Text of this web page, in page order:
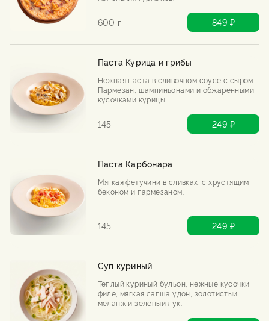
600 г 849 ₽
Паста Курица и грибы
Нежная паста в сливочном соусе с сыром
Пармезан, шампиньонами и обжаренными
кусочками курицы.
145 г 249 ₽
Паста Карбонара
Мягкая фетучини в сливках, с хрустящим
беконом и пармезаном.
145 г 249 ₽
Суп куриный
Тёплый куриный бульон, нежные кусочки
филе, мягкая лапша удон, золотистый
меланж и зелёный лук.